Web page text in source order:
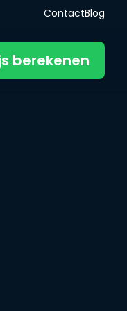
ContactBlog
berekenen